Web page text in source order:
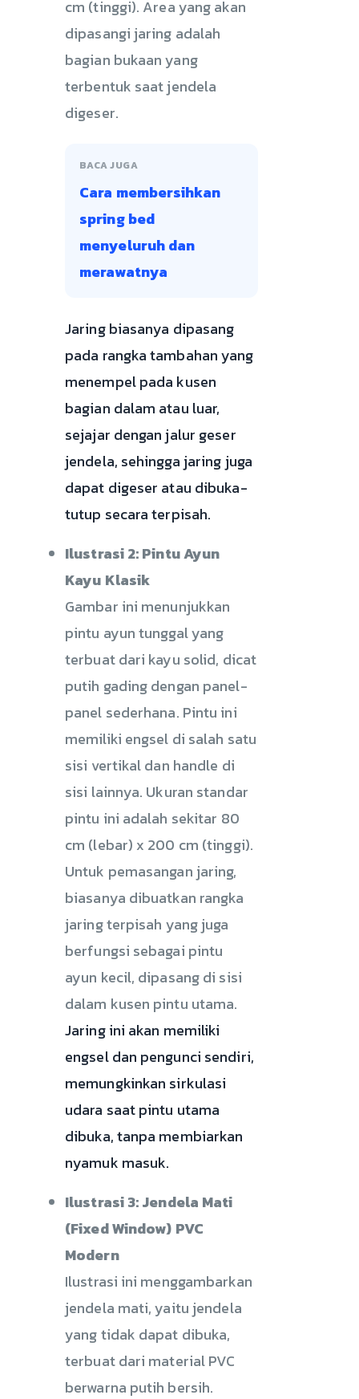
cm (tinggi). Area yang akan
dipasangi jaring adalah
bagian bukaan yang
terbentuk saat jendela
digeser.
BACA JUGA
Cara membersihkan
spring bed
menyeluruh dan
merawatnya
Jaring biasanya dipasang
pada rangka tambahan yang
menempel pada kusen
bagian dalam atau luar,
sejajar dengan jalur geser
jendela, sehingga jaring juga
dapat digeser atau dibuka-
tutup secara terpisah.
Ilustrasi 2: Pintu Ayun
Kayu Klasik
Gambar ini menunjukkan
pintu ayun tunggal yang
terbuat dari kayu solid, dicat
putih gading dengan panel-
panel sederhana. Pintu ini
memiliki engsel di salah satu
sisi vertikal dan handle di
sisi lainnya. Ukuran standar
pintu ini adalah sekitar 80
cm (lebar) x 200 cm (tinggi).
Untuk pemasangan jaring,
biasanya dibuatkan rangka
jaring terpisah yang juga
berfungsi sebagai pintu
ayun kecil, dipasang di sisi
dalam kusen pintu utama.
Jaring ini akan memiliki
engsel dan pengunci sendiri,
memungkinkan sirkulasi
udara saat pintu utama
dibuka, tanpa membiarkan
nyamuk masuk.
Ilustrasi 3: Jendela Mati
(Fixed Window) PVC
Modern
Ilustrasi ini menggambarkan
jendela mati, yaitu jendela
yang tidak dapat dibuka,
terbuat dari material PVC
berwarna putih bersih.